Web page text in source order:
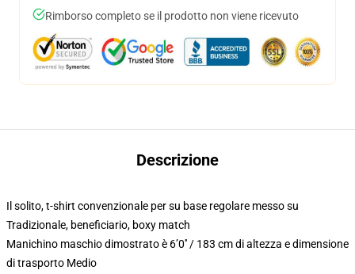
Rimborso completo se il prodotto non viene ricevuto
Descrizione
Il solito, t-shirt convenzionale per su base regolare messo su
Tradizionale, beneficiario, boxy match
Manichino maschio dimostrato è 6’0′′ / 183 cm di altezza e dimensione
di trasporto Medio